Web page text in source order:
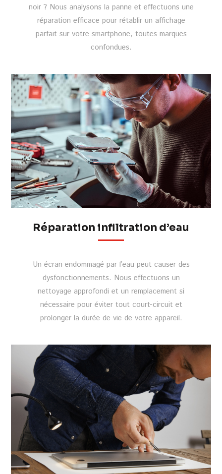
noir ? Nous analysons la panne et effectuons une
réparation efficace pour rétablir un affichage
parfait sur votre smartphone, toutes marques
confondues.
Réparation infiltration d’eau
Un écran endommagé par l’eau peut causer des
dysfonctionnements. Nous effectuons un
nettoyage approfondi et un remplacement si
nécessaire pour éviter tout court-circuit et
prolonger la durée de vie de votre appareil.